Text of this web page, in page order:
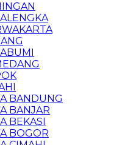
BANDUNG
BANJAR
BEKASI
BOGOR